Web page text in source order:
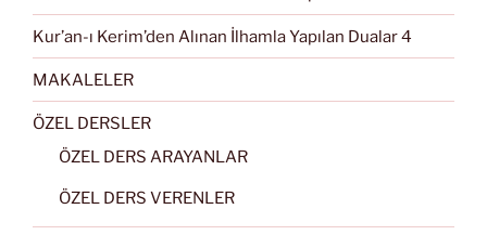
Kur’an-ı Kerim’den Alınan İlhamla Yapılan Dualar 4
MAKALELER
ÖZEL DERSLER
ÖZEL DERS ARAYANLAR
ÖZEL DERS VERENLER